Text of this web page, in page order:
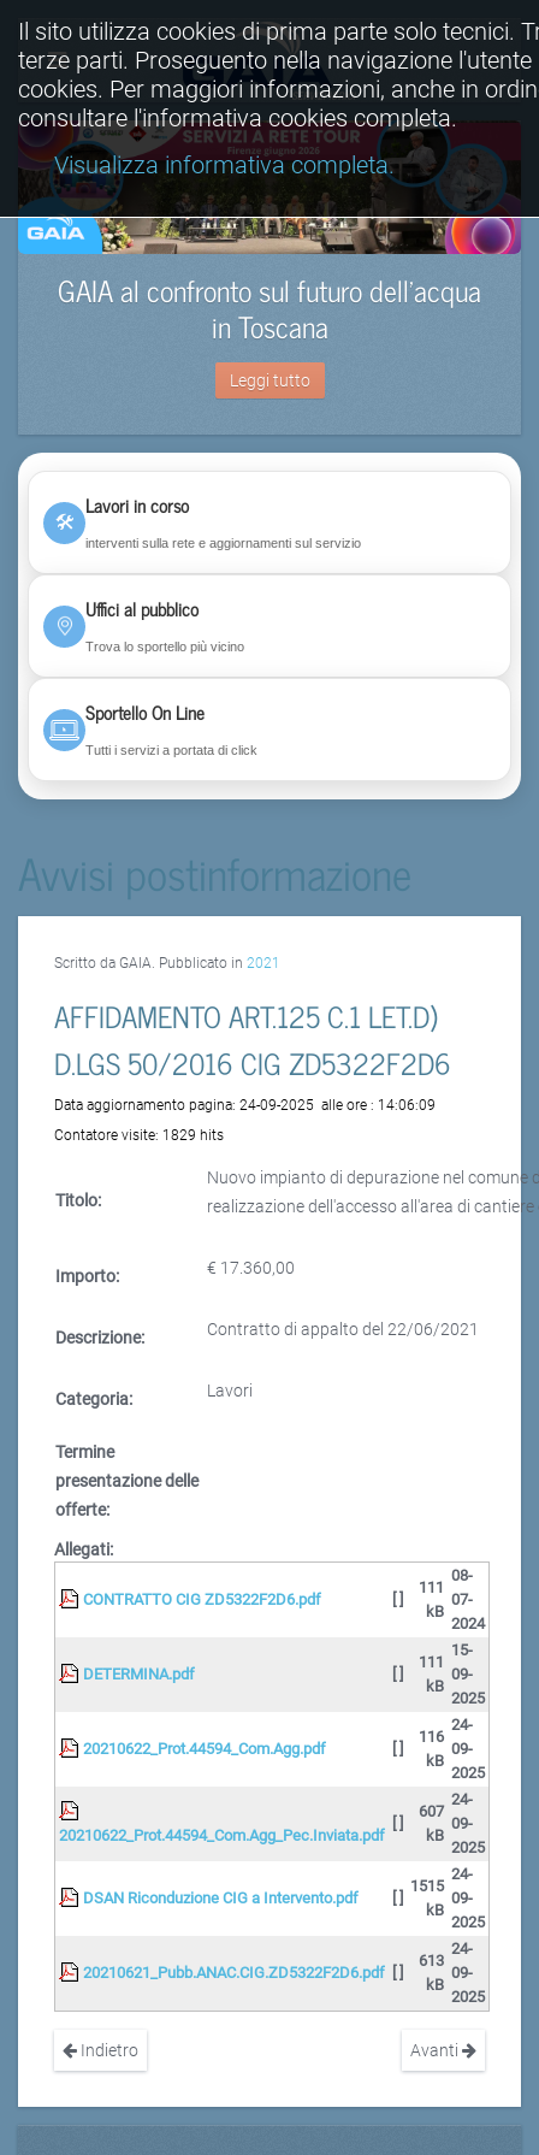
GAIA al confronto sul futuro dell’acqua
in Toscana
Leggi tutto
🛠
Lavori in corso
interventi sulla rete e aggiornamenti sul servizio
Uffici al pubblico
Trova lo sportello più vicino
Sportello On Line
Tutti i servizi a portata di click
Avvisi postinformazione
Scritto da GAIA. Pubblicato in 2021
AFFIDAMENTO ART.125 C.1 LET.D)
D.LGS 50/2016 CIG ZD5322F2D6
Data aggiornamento pagina: 24-09-2025 alle ore : 14:06:09
Contatore visite: 1829 hits
Titolo:
Nuovo impianto di depurazione nel
realizzazione dell'accesso all'area di
Importo: € 17.360,00
Descrizione: Contratto di appalto del 22/06/2021
Categoria: Lavori
Termine
presentazione delle
offerte:
Allegati:
CONTRATTO CIG ZD5322F2D6.pdf
111
kB
08-
07-
2024
DETERMINA.pdf
111
kB
15-
09-
2025
20210622_Prot.44594_Com.Agg.pdf
116
kB
24-
09-
2025
20210622_Prot.44594_Com.Agg_Pec.Inviata.pdf
607
kB
24-
09-
2025
DSAN Riconduzione CIG a Intervento.pdf
1515
kB
24-
09-
2025
20210621_Pubb.ANAC.CIG.ZD5322F2D6.pdf
613
kB
24-
09-
2025
Indietro Avanti
Il sito utilizza cookies di prima parte solo tecnici.
terze parti. Proseguento nella navigazione
cookies. Per maggiori informazioni, anche in
consultare l'informativa cookies completa.
Visualizza informativa completa.